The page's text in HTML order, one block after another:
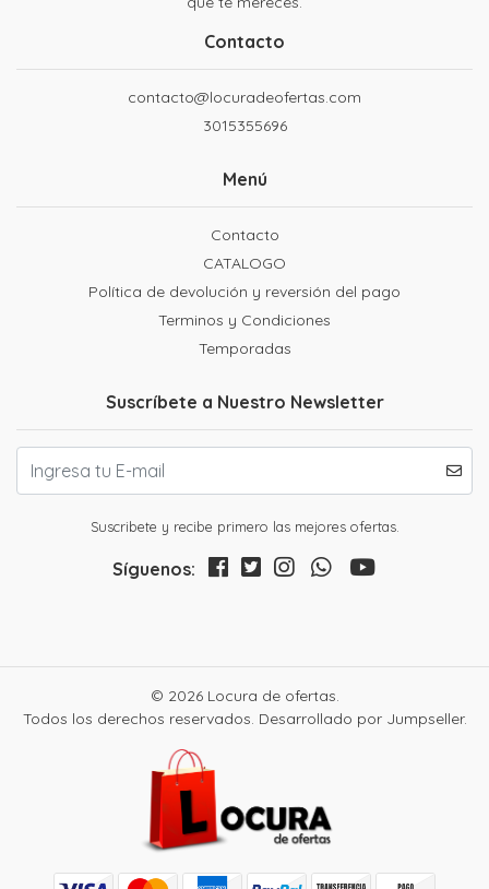
Contacto
contacto@locuradeofertas.com
3015355696
Menú
Contacto
CATALOGO
Política de devolución y reversión del pago
Terminos y Condiciones
Temporadas
Suscríbete a Nuestro Newsletter
Suscribete y recibe primero las mejores ofertas.
Síguenos:
© 2026 Locura de ofertas.
Todos los derechos reservados. Desarrollado por Jumpseller.